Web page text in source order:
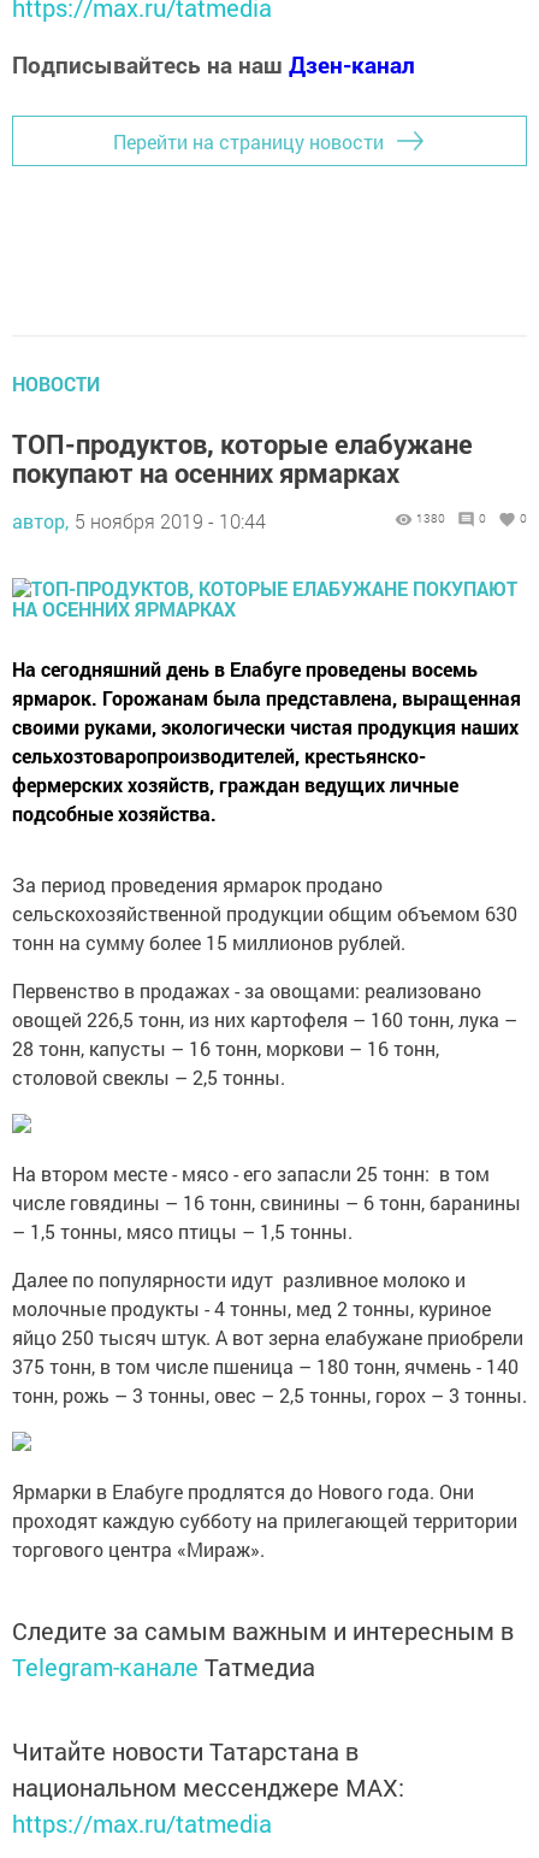
https://max.ru/tatmedia
Подписывайтесь на наш Дзен-канал
Перейти на страницу новости
НОВОСТИ
ТОП-продуктов, которые елабужане
покупают на осенних ярмарках
автор, 5 ноября 2019 - 10:44 1380 0 0
На сегодняшний день в Елабуге проведены восемь
ярмарок. Горожанам была представлена, выращенная
своими руками, экологически чистая продукция наших
сельхозтоваропроизводителей, крестьянско-
фермерских хозяйств, граждан ведущих личные
подсобные хозяйства.
За период проведения ярмарок продано
сельскохозяйственной продукции общим объемом 630
тонн на сумму более 15 миллионов рублей.
Первенство в продажах - за овощами: реализовано
овощей 226,5 тонн, из них картофеля – 160 тонн, лука –
28 тонн, капусты – 16 тонн, моркови – 16 тонн,
столовой свеклы – 2,5 тонны.
На втором месте - мясо - его запасли 25 тонн: в том
числе говядины – 16 тонн, свинины – 6 тонн, баранины
– 1,5 тонны, мясо птицы – 1,5 тонны.
Далее по популярности идут разливное молоко и
молочные продукты - 4 тонны, мед 2 тонны, куриное
яйцо 250 тысяч штук. А вот зерна елабужане приобрели
375 тонн, в том числе пшеница – 180 тонн, ячмень - 140
тонн, рожь – 3 тонны, овес – 2,5 тонны, горох – 3 тонны.
Ярмарки в Елабуге продлятся до Нового года. Они
проходят каждую субботу на прилегающей территории
торгового центра «Мираж».
Следите за самым важным и интересным в
Telegram-канале Татмедиа
Читайте новости Татарстана в
национальном мессенджере MАХ:
https://max.ru/tatmedia